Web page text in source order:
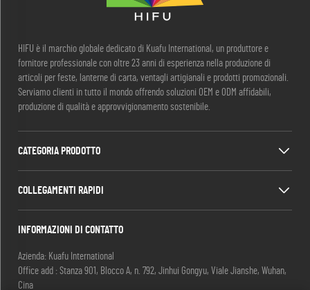
HIFU è il marchio globale dedicato di Kuafu International, un produttore e
fornitore professionale con oltre 23 anni di esperienza nella produzione di
articoli per feste, lanterne di carta, ventagli artigianali e prodotti promozionali.
Serviamo clienti in tutto il mondo offrendo soluzioni OEM e ODM affidabili,
produzione di qualità e approvvigionamento sostenibile.
CATEGORIA PRODOTTO
COLLEGAMENTI RAPIDI
INFORMAZIONI DI CONTATTO
Azienda: Kuafu International
Office add : Stanza 901, Blocco A, n. 792, Jinhui Gongyu, Viale Jianshe, Wuhan,
Cina